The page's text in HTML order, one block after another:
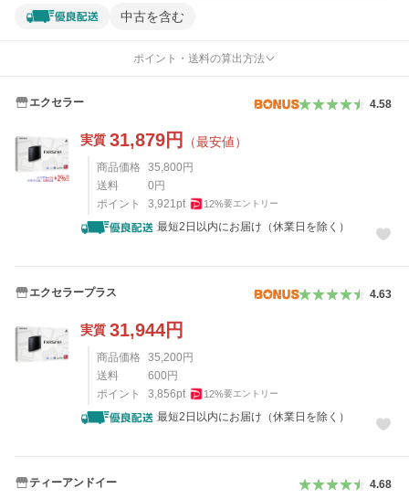
中古を含む
ポイント・送料の算出方法
エクセラー 4.58
実質 31,879円 （最安値）
商品価格 35,800 円
送料
0 円
ポイント
3,921pt 12%要エントリー
最短2日以内にお届け（休業日を除く）
エクセラープラス 4.63
実質 31,944円
商品価格 35,200 円
送料
600 円
ポイント
3,856pt 12%要エントリー
最短2日以内にお届け（休業日を除く）
ティーアンドイー 4.68